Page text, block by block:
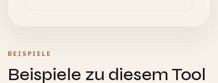
BEISPIELE
Beispiele zu diesem Tool